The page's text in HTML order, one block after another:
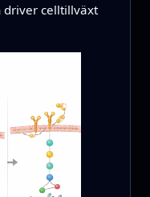
driver celltillväxt